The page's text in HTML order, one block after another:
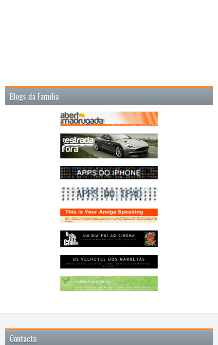
Blogs da Família
Contacto